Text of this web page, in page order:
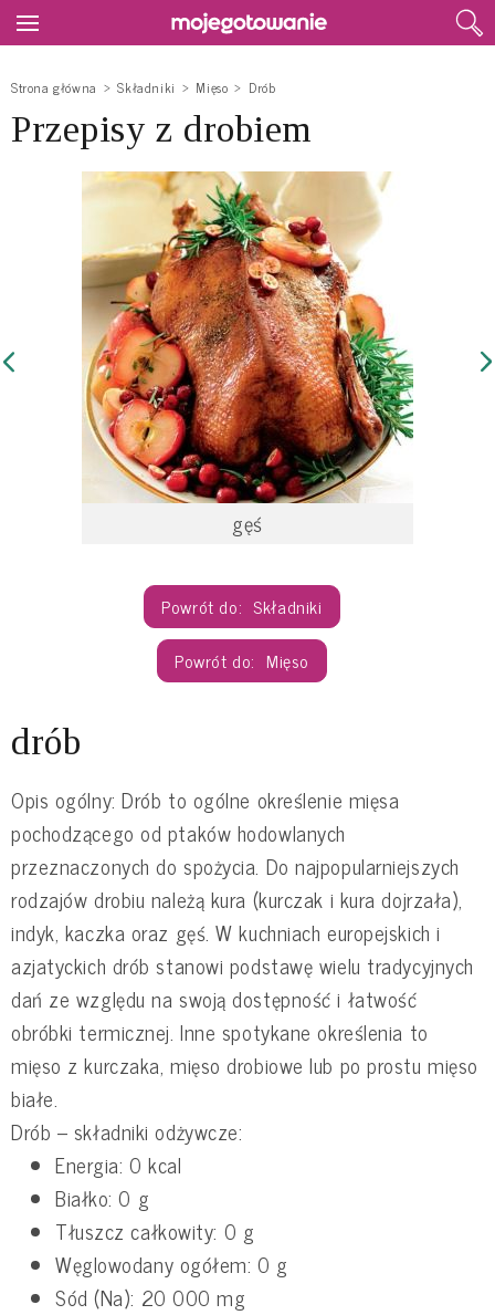
Strona główna Składniki Mięso Drób
Przepisy z drobiem
gęś
Składniki
Mięso
drób
Opis ogólny: Drób to ogólne określenie mięsa
pochodzącego od ptaków hodowlanych
przeznaczonych do spożycia. Do najpopularniejszych
rodzajów drobiu należą kura (kurczak i kura dojrzała),
indyk, kaczka oraz gęś. W kuchniach europejskich i
azjatyckich drób stanowi podstawę wielu tradycyjnych
dań ze względu na swoją dostępność i łatwość
obróbki termicznej. Inne spotykane określenia to
mięso z kurczaka, mięso drobiowe lub po prostu mięso
białe.
Drób – składniki odżywcze:
Energia: 0 kcal
Białko: 0 g
Tłuszcz całkowity: 0 g
Węglowodany ogółem: 0 g
Sód (Na): 20 000 mg